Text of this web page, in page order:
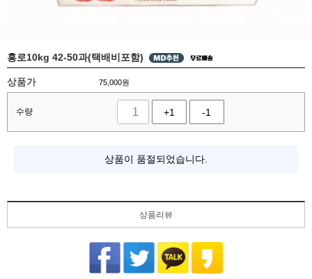
홍로10kg 42-50과(택배비포함)
상품가 75,000원
수량 +1 -1
상품이 품절되었습니다.
상품리뷰